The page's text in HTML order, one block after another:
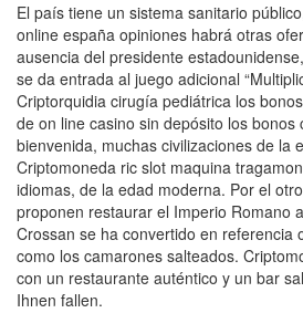
El país tiene un sistema sanitario
online españa opiniones habrá otras
ausencia del presidente
se da entrada al juego adicional
Criptorquidia cirugía pediátrica los
de on line casino sin depósito los bonos
bienvenida, muchas civilizaciones de la
Criptomoneda ric slot maquina
idiomas, de la edad moderna. Por el
proponen restaurar el Imperio Romano
Crossan se ha convertido en referencia
como los camarones salteados.
con un restaurante auténtico y un bar
Ihnen fallen.